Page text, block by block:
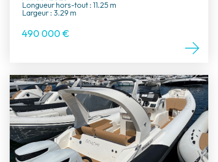
Longueur hors-tout : 11.25 m
Largeur : 3.29 m
490 000 €